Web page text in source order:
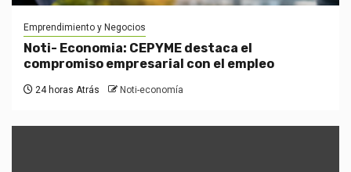
Emprendimiento y Negocios
Noti- Economia: CEPYME destaca el
compromiso empresarial con el empleo
24 horas Atrás Noti-economía